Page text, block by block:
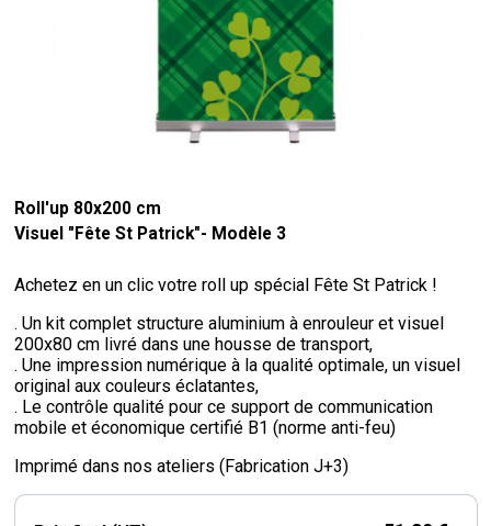
Roll'up 80x200 cm
Visuel "Fête St Patrick"- Modèle 3
Achetez en un clic votre roll up spécial Fête St Patrick !
. Un kit complet structure aluminium à enrouleur et visuel
200x80 cm livré dans une housse de transport,
. Une impression numérique à la qualité optimale, un visuel
original aux couleurs éclatantes,
. Le contrôle qualité pour ce support de communication
mobile et économique certifié B1 (norme anti-feu)
Imprimé dans nos ateliers (Fabrication J+3)